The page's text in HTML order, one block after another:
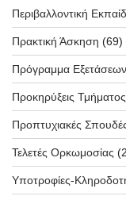
Περιβαλλοντική
Πρακτική Άσκηση (69)
Πρόγραμμα Εξετάσεων
Προκηρύξεις
Προπτυχιακές
Τελετές Ορκωμοσίας
Υποτροφίες-